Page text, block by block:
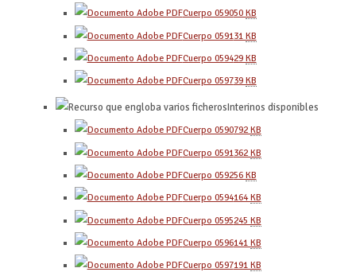
Cuerpo 059050 KB
Cuerpo 0591 31 KB
Cuerpo 059429 KB
Cuerpo 059739 KB
Interinos disponibles
Cuerpo 0590792 KB
Cuerpo 0591 362 KB
Cuerpo 059256 KB
Cuerpo 0594164KB
Cuerpo 0595245 KB
Cuerpo 0596141 KB
Cuerpo 0597191 KB